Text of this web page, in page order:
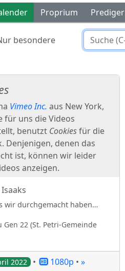
Proprium Prediger
besondere
wir durchgemacht haben…
Gen 22 (St. Petri-Gemeinde
2022 • 1080p • »